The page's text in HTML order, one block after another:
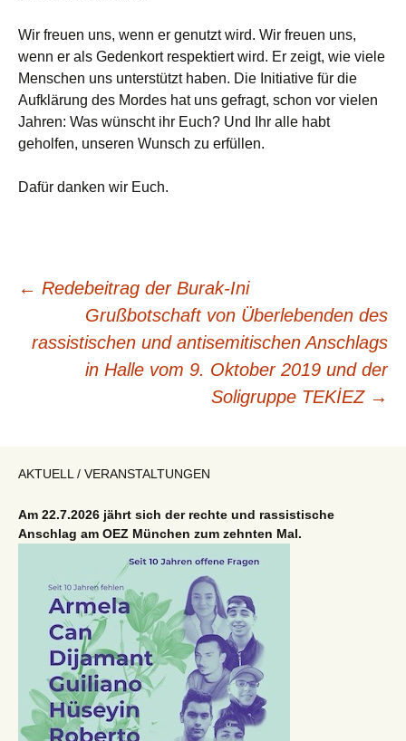
Wir freuen uns, wenn er genutzt wird. Wir freuen uns,
wenn er als Gedenkort respektiert wird. Er zeigt, wie viele
Menschen uns unterstützt haben. Die Initiative für die
Aufklärung des Mordes hat uns gefragt, schon vor vielen
Jahren: Was wünscht ihr Euch? Und Ihr alle habt
geholfen, unseren Wunsch zu erfüllen.
Dafür danken wir Euch.
Beitragsnavigation
← Redebeitrag der Burak-Ini
Grußbotschaft von Überlebenden des
rassistischen und antisemitischen Anschlags
in Halle vom 9. Oktober 2019 und der
Soligruppe TEKİEZ →
AKTUELL / VERANSTALTUNGEN
Am 22.7.2026 jährt sich der rechte und rassistische
Anschlag am OEZ München zum zehnten Mal.